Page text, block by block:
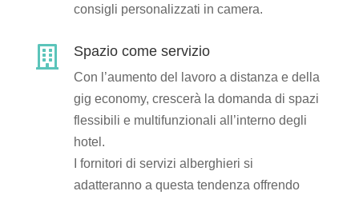
consigli personalizzati in camera.
 Spazio come servizio
Con l’aumento del lavoro a distanza e della
gig economy, crescerà la domanda di spazi
flessibili e multifunzionali all’interno degli
hotel.
I fornitori di servizi alberghieri si
adatteranno a questa tendenza offrendo